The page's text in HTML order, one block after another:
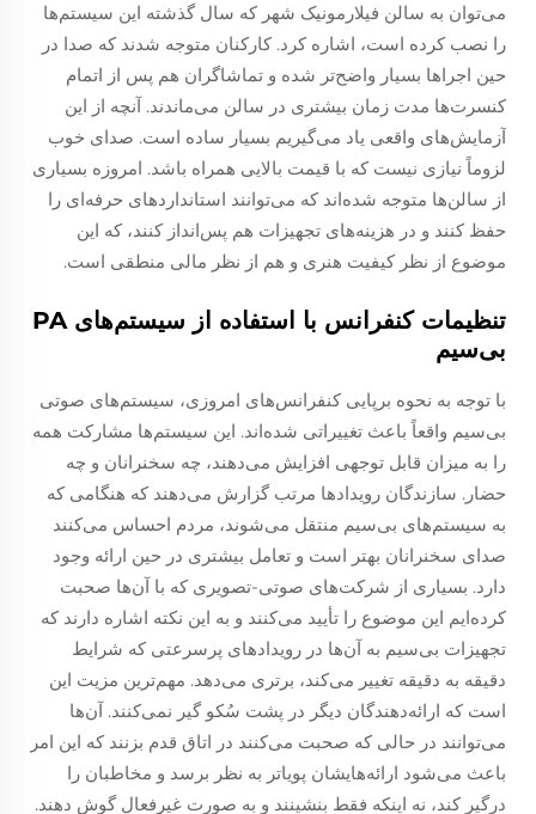
می‌توان به سالن فیلارمونیک شهر که سال گذشته این سیستم‌ها
را نصب کرده است، اشاره کرد. کارکنان متوجه شدند که صدا در
حین اجراها بسیار واضح‌تر شده و تماشاگران هم پس از اتمام
کنسرت‌ها مدت زمان بیشتری در سالن می‌ماندند. آنچه از این
آزمایش‌های واقعی یاد می‌گیریم بسیار ساده است. صدای خوب
لزوماً نیازی نیست که با قیمت بالایی همراه باشد. امروزه بسیاری
از سالن‌ها متوجه شده‌اند که می‌توانند استانداردهای حرفه‌ای را
حفظ کنند و در هزینه‌های تجهیزات هم پس‌انداز کنند، که این
موضوع از نظر کیفیت هنری و هم از نظر مالی منطقی است.
تنظیمات کنفرانس با استفاده از سیستم‌های PA
بی‌سیم
با توجه به نحوه برپایی کنفرانس‌های امروزی، سیستم‌های صوتی
بی‌سیم واقعاً باعث تغییراتی شده‌اند. این سیستم‌ها مشارکت همه
را به میزان قابل توجهی افزایش می‌دهند، چه سخنرانان و چه
حضار. سازندگان رویدادها مرتب گزارش می‌دهند که هنگامی که
به سیستم‌های بی‌سیم منتقل می‌شوند، مردم احساس می‌کنند
صدای سخنرانان بهتر است و تعامل بیشتری در حین ارائه وجود
دارد. بسیاری از شرکت‌های صوتی-تصویری که با آن‌ها صحبت
کرده‌ایم این موضوع را تأیید می‌کنند و به این نکته اشاره دارند که
تجهیزات بی‌سیم به آن‌ها در رویدادهای پرسرعتی که شرایط
دقیقه به دقیقه تغییر می‌کند، برتری می‌دهد. مهم‌ترین مزیت این
است که ارائه‌دهندگان دیگر در پشت سُکو گیر نمی‌کنند. آن‌ها
می‌توانند در حالی که صحبت می‌کنند در اتاق قدم بزنند که این امر
باعث می‌شود ارائه‌هایشان پویاتر به نظر برسد و مخاطبان را
درگیر کند، نه اینکه فقط بنشینند و به صورت غیرفعال گوش دهند.